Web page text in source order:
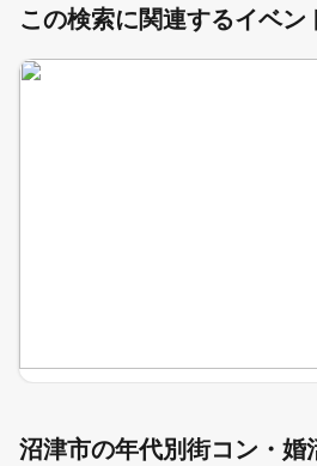
この検索に関連するイベン
沼津市の年代別街コン・婚